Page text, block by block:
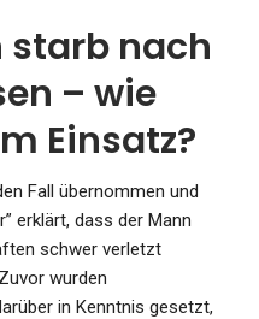
starb nach
– wie
Einsatz?
Fall übernommen und
erklärt, dass der Mann
schwer verletzt
wurden
in Kenntnis gesetzt,